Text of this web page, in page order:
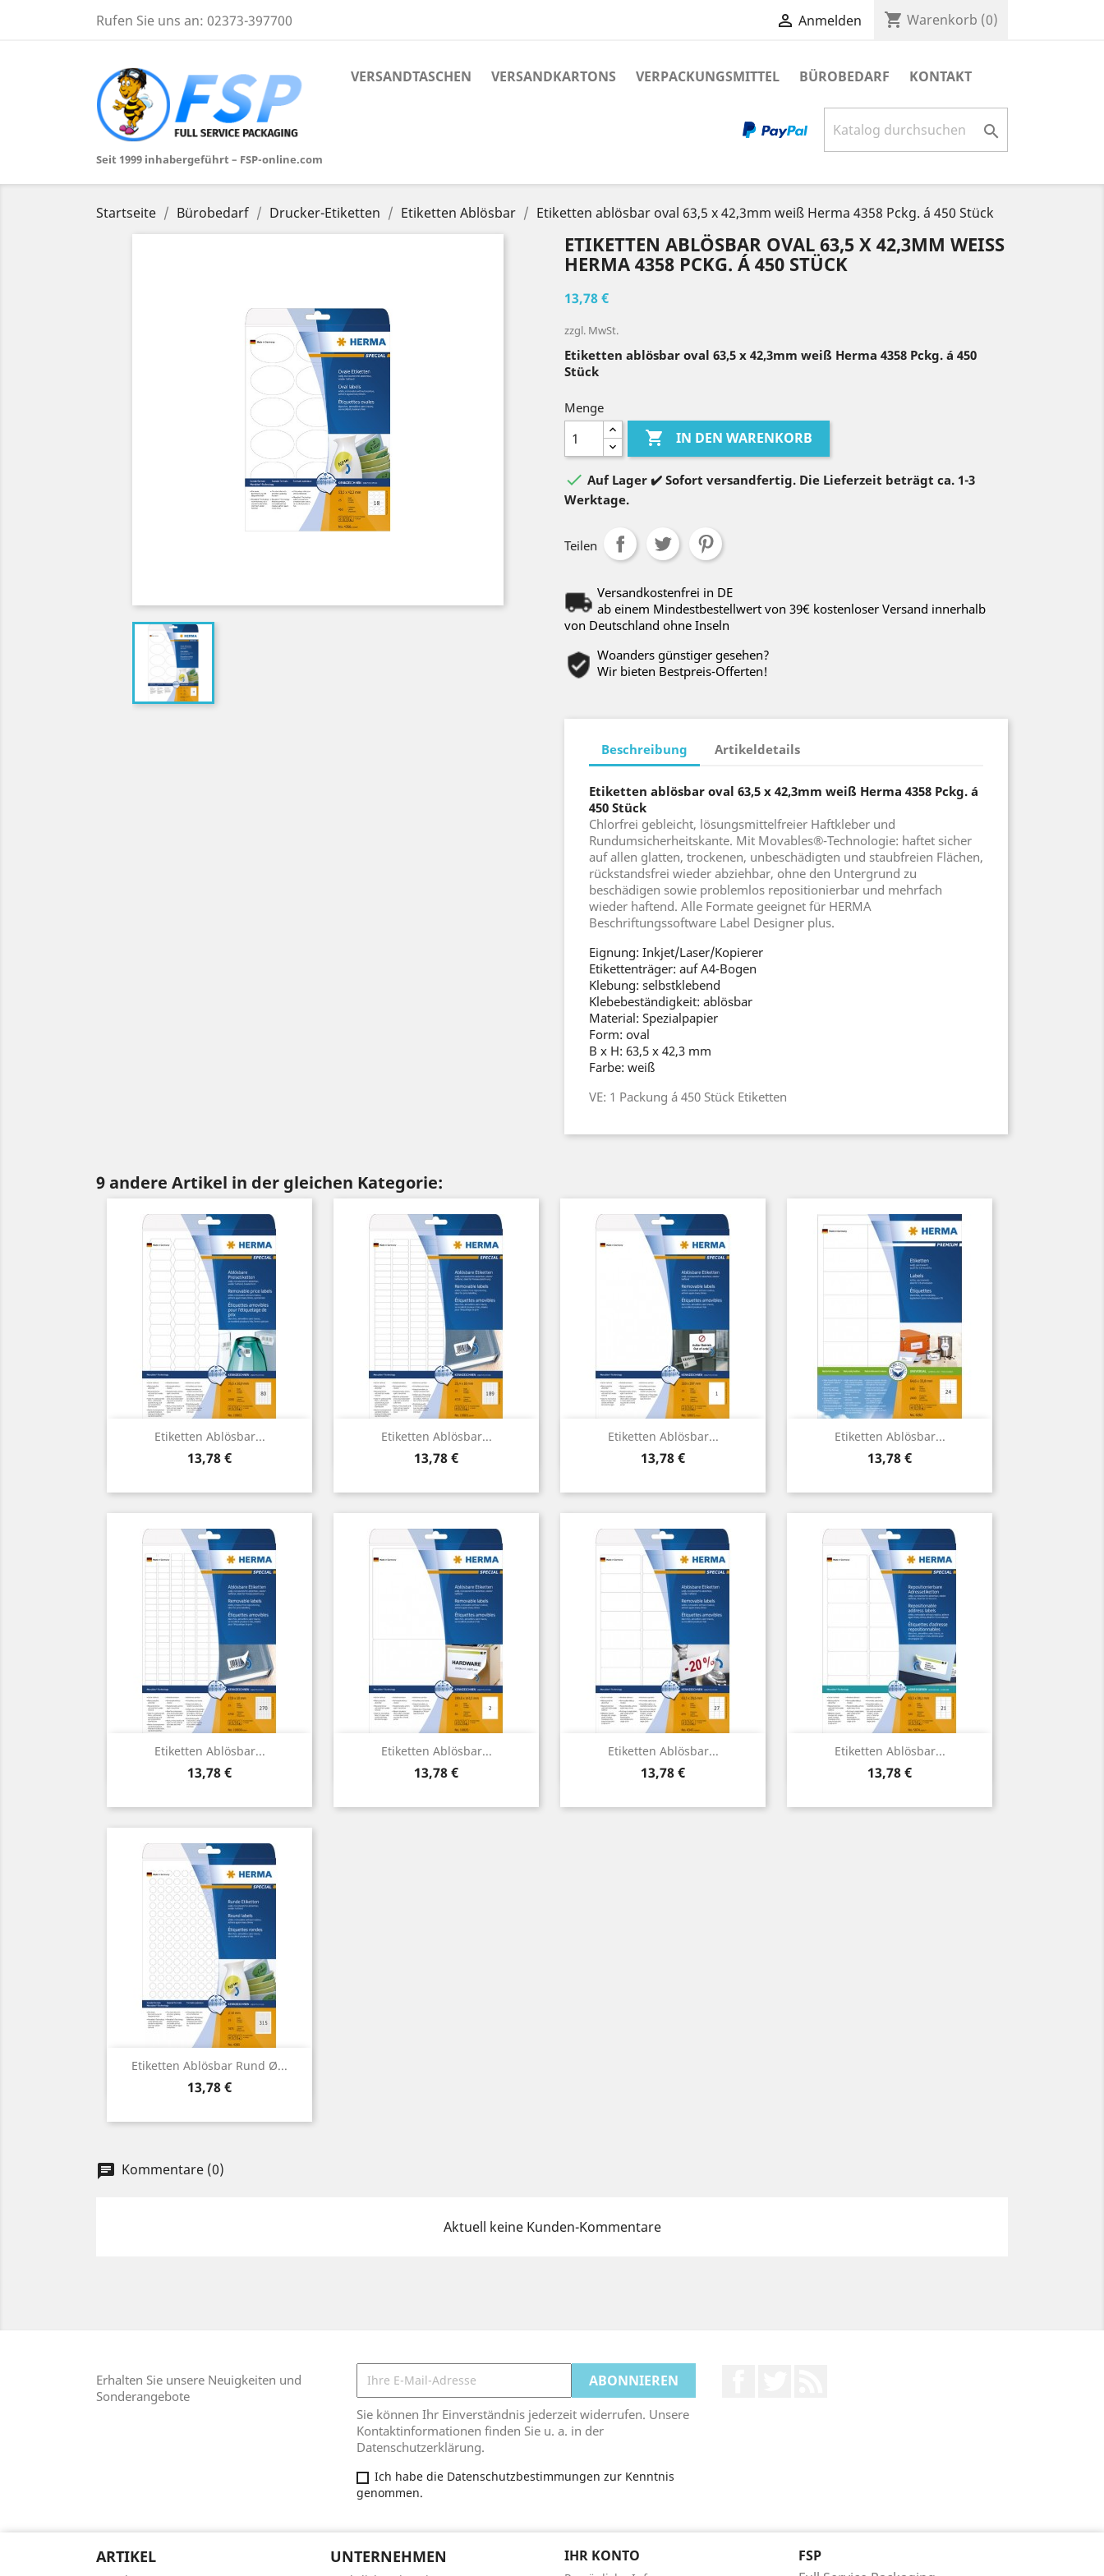
Rufen Sie uns an: 02373-397700  Anmelden shopping_cart Warenkorb (0)
Seit 1999 inhabergeführt – FSP-online.com
VERSANDTASCHEN VERSANDKARTONS VERPACKUNGSMITTEL BÜROBEDARF KONTAKT

Startseite Bürobedarf Drucker-Etiketten Etiketten Ablösbar Etiketten ablösbar oval 63,5 x 42,3mm weiß Herma 4358 Pckg. á 450 Stück
ETIKETTEN ABLÖSBAR OVAL 63,5 X 42,3MM WEISS H
ERMA 4358 PCKG. Á 450 STÜCK
13,78 €
zzgl. MwSt.
Etiketten ablösbar oval 63,5 x 42,3mm weiß Herma 4358 Pckg. á 450
Stück
Menge
 IN DEN WARENKORB
 Auf Lager ✔️ Sofort versandfertig. Die Lieferzeit beträgt ca. 1-3
Werktage.
Teilen
Versandkostenfrei in DE
ab einem Mindestbestellwert von 39€ kostenloser Versand innerhalb
von Deutschland ohne Inseln
Woanders günstiger gesehen?
Wir bieten Bestpreis-Offerten!
Beschreibung Artikeldetails
Etiketten ablösbar oval 63,5 x 42,3mm weiß Herma 4358 Pckg. á
450 Stück
Chlorfrei gebleicht, lösungsmittelfreier Haftkleber und
Rundumsicherheitskante. Mit Movables®-Technologie: haftet sicher
auf allen glatten, trockenen, unbeschädigten und staubfreien Flächen,
rückstandsfrei wieder abziehbar, ohne den Untergrund zu
beschädigen sowie problemlos repositionierbar und mehrfach
wieder haftend. Alle Formate geeignet für HERMA
Beschriftungssoftware Label Designer plus.
Eignung: Inkjet/Laser/Kopierer
Etikettenträger: auf A4-Bogen
Klebung: selbstklebend
Klebebeständigkeit: ablösbar
Material: Spezialpapier
Form: oval
B x H: 63,5 x 42,3 mm
Farbe: weiß
VE: 1 Packung á 450 Stück Etiketten
9 andere Artikel in der gleichen Kategorie:
Etiketten Ablösbar...
Preis
13,78 €
Vorschau Etiketten Ablösbar...
Preis
13,78 €
Vorschau Etiketten Ablösbar...
Preis
13,78 €
Vorschau Etiketten Ablösbar...
Preis
13,78 €
Vorschau
Etiketten Ablösbar...
Preis
13,78 €
Vorschau Etiketten Ablösbar...
Preis
13,78 €
Vorschau Etiketten Ablösbar...
Preis
13,78 €
Vorschau Etiketten Ablösbar...
Preis
13,78 €
Vorschau
Etiketten Ablösbar Rund Ø...
Preis
13,78 €
Vorschau
chat Kommentare (0)
Aktuell keine Kunden-Kommentare
Erhalten Sie unsere Neuigkeiten und
Sonderangebote
Sie können Ihr Einverständnis jederzeit widerrufen. Unsere
Kontaktinformationen finden Sie u. a. in der
Datenschutzerklärung.
Ich habe die Datenschutzbestimmungen zur Kenntnis
genommen.
ARTIKEL UNTERNEHMEN IHR KONTO
FSP